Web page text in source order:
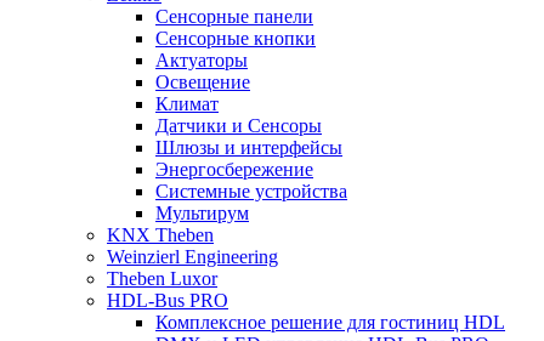
Сенсорные панели
Сенсорные кнопки
Актуаторы
Освещение
Климат
Датчики и Сенсоры
Шлюзы и интерфейсы
Энергосбережение
Системные устройства
Мультирум
KNX Theben
Weinzierl Engineering
Theben Luxor
HDL-Bus PRO
Комплексное решение для гостиниц HDL